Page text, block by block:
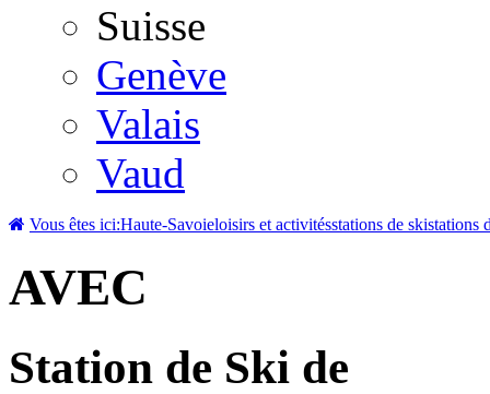
Suisse
Genève
Valais
Vaud
Vous êtes ici:Haute-Savoieloisirs et activitésstations de skistations
AVEC
Station de Ski de